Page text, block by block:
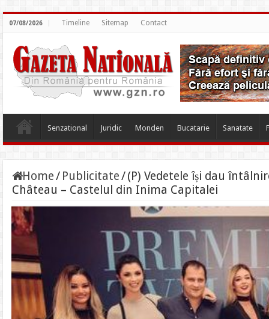
07/08/2026 Timeline Sitemap Contact
Senzational Juridic Monden Bucatarie Sanatate
Home/ Publicitate/(P) Vedetele își dau
Château – Castelul din Inima Capitalei